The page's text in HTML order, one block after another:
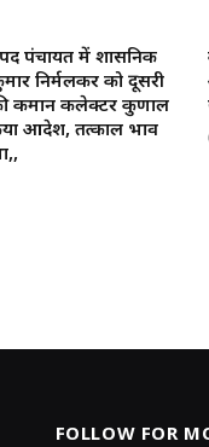
पंचायत में प्रशासनिक
निर्मलकर को दूसरी
कमान ​कलेक्टर कुणाल
आदेश, तत्काल प्रभाव
FOLLOW FOR